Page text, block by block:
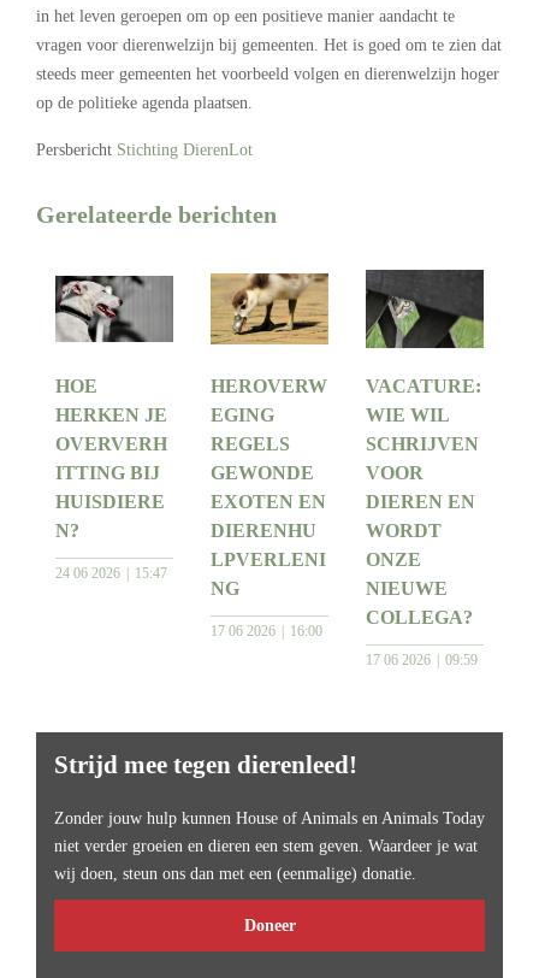
in het leven geroepen om op een positieve manier aandacht te
vragen voor dierenwelzijn bij gemeenten. Het is goed om te zien dat
steeds meer gemeenten het voorbeeld volgen en dierenwelzijn hoger
op de politieke agenda plaatsen.
Persbericht Stichting DierenLot
Gerelateerde berichten
HOE
HERKEN JE
OVERVERH
ITTING BIJ
HUISDIERE
N?
24 06 2026 15:47
HEROVERW
EGING
REGELS
GEWONDE
EXOTEN EN
DIERENHU
LPVERLENI
NG
17 06 2026 16:00
VACATURE:
WIE WIL
SCHRIJVEN
VOOR
DIEREN EN
WORDT
ONZE
NIEUWE
COLLEGA?
17 06 2026 09:59
Strijd mee tegen dierenleed!
Zonder jouw hulp kunnen House of Animals en Animals Today
niet verder groeien en dieren een stem geven. Waardeer je wat
wij doen, steun ons dan met een (eenmalige) donatie.
Doneer